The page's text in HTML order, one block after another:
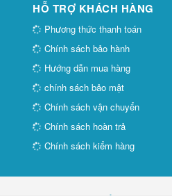
HỖ TRỢ KHÁCH HÀNG
Phương thức thanh toán
Chính sách bảo hành
Hướng dẫn mua hàng
chính sách bảo mật
Chính sách vận chuyển
Chính sách hoàn trả
Chính sách kiểm hàng